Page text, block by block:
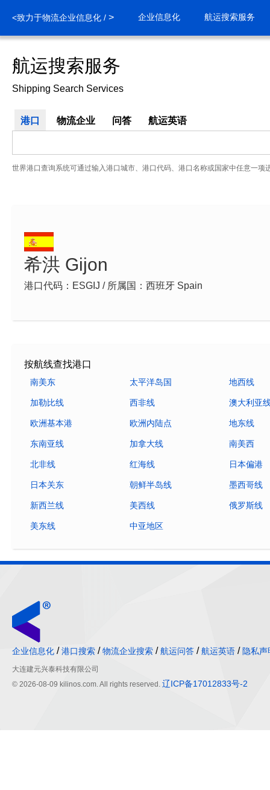
<致力于物流企业信息化 / > 企业信息化 航运搜索服务
航运搜索服务
Shipping Search Services
港口 物流企业 问答 航运英语
世界港口查询系统可通过输入港口城市、港口代码、港口名称或国家中任意一项
希洪 Gijon
港口代码：ESGIJ / 所属国：西班牙 Spain
按航线查找港口
南美东 太平洋岛国 地西线
加勒比线 西非线 澳大利亚
欧洲基本港 欧洲内陆点 地东线
东南亚线 加拿大线 南美西
北非线 红海线 日本偏港
日本关东 朝鲜半岛线 墨西哥线
新西兰线 美西线 俄罗斯线
美东线 中亚地区
企业信息化 /港口搜索 /物流企业搜索 /航运问答 /航运英语 / 隐私声
大连建元兴泰科技有限公司
© 2026-08-09 kilinos.com. All rights reserved. 辽ICP备17012833号-2